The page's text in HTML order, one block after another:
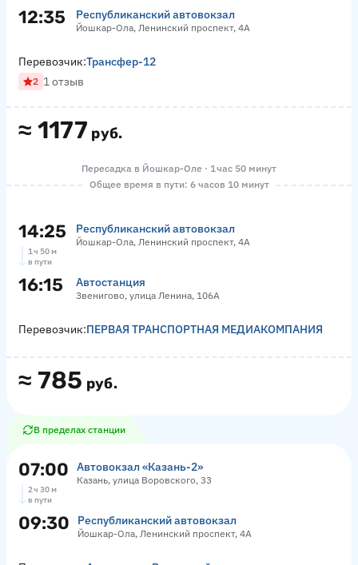
12:35 Республиканский автовокзал
Йошкар-Ола, Ленинский проспект, 4А
≈ 1177 руб.
Перевозчик:Трансфер-12
2 1 отзыв
Пересадка в Йошкар-Оле · 1 час 50 минут
Общее время в пути: 6 часов 10 минут
14:25 Республиканский автовокзал
Йошкар-Ола, Ленинский проспект, 4А
1 ч 50 м
в пути
16:15 Автостанция
Звенигово, улица Ленина, 106А
≈ 785 руб.
Перевозчик:ПЕРВАЯ ТРАНСПОРТНАЯ МЕДИАКОМПАНИЯ
В пределах станции
07:00 Автовокзал «‎Казань-2»
Казань, улица Воровского, 33
2 ч 30 м
в пути
09:30 Республиканский автовокзал
Йошкар-Ола, Ленинский проспект, 4А